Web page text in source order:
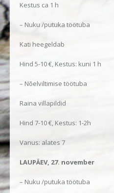
Kestus ca 1 h
– Nuku /putuka töötuba
Kati heegeldab
Hind 5-10 €, Kestus: kuni 1 h
– Nõelviltimise töötuba
Raina villapildid
Hind 7-10 €, Kestus: 1-2h
Vanus: alates 7
LAUPÄEV, 27. november
– Nuku /putuka töötuba